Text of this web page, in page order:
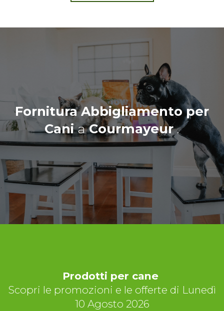
Fornitura Abbigliamento per
CaniaCourmayeur.
Prodotti per cane
Scopri le promozioni e le offerte di Lunedì
10 Agosto 2026